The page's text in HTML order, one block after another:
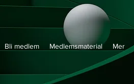
Bli medlem Medlemsmaterial Mer